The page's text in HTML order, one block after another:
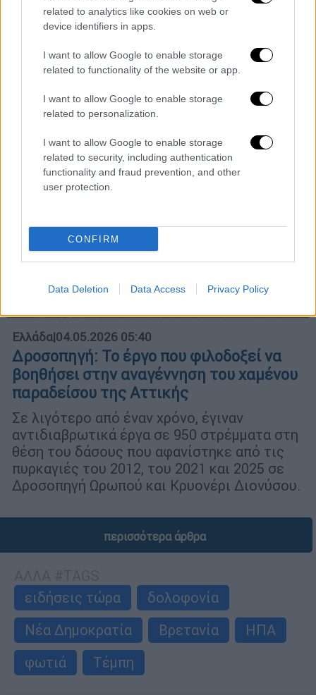
related to analytics like cookies on web or
device identifiers in apps.
I want to allow Google to enable storage
related to functionality of the website or app.
I want to allow Google to enable storage
related to personalization.
I want to allow Google to enable storage
related to security, including authentication
functionality and fraud prevention, and other
user protection.
CONFIRM
Data Deletion Data Access Privacy Policy
του ΑΙ στο εκπαιδευτικό σύστημα
Το πρώτο νομικό πλαίσιο που προσπαθεί να
βάλει κανόνες στη χρήση του ΑΙ στην
εκπαίδευση
Ελλάδα|04.05.2026 05:40
Δροσοπηγή: Το έργο που φιλοδοξεί να
βοηθήσει στην αναγέννηση του χαμένου
παραδείσου της Αττικής
Σε λιγότερο από έναν χρόνο, έγιναν
αντιδιαβρωτικά έργα σε 950 στρέμματα στη
θέση του δάσους που αφανίστηκε από τις
πυρκαγιές του 2012, του 2021 και 2025 σε
Δροσοπηγή Ωρωπού και Κρυονέρι Διονύσου.
περισσότερα άρθρα
ειδήσεις τώρα
δολοφονία
Νέα Δημοκρατία
Βρετανία
ΗΠΑ
φωτιά
Τέμπη